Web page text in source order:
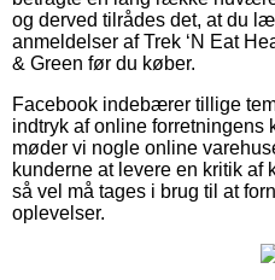
og derved tilrådes det, at du
anmeldelser af Trek ‘N Eat
& Green før du køber.
Facebook indebærer tillige
indtryk af online forretningens
møder vi nogle online
kunderne at levere en kritik
så vel må tages i brug til at
oplevelser.